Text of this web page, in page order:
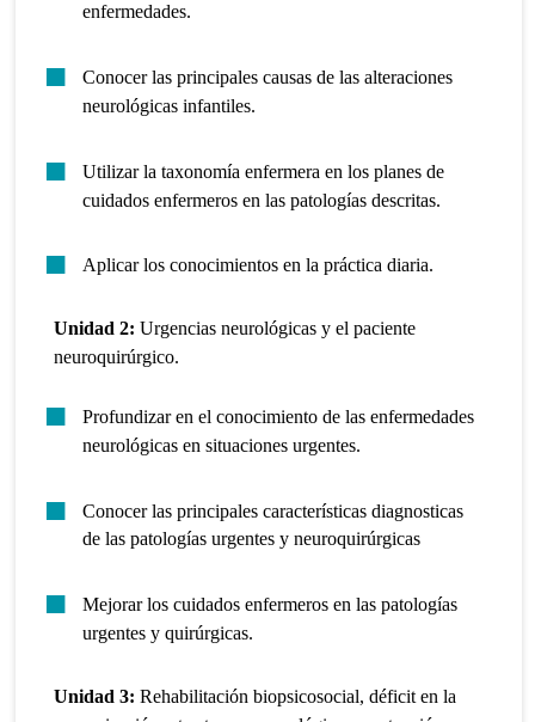
enfermedades.
Conocer las principales causas de las alteraciones
neurológicas infantiles.
Utilizar la taxonomía enfermera en los planes de
cuidados enfermeros en las patologías descritas.
Aplicar los conocimientos en la práctica diaria.
Unidad 2:Urgencias neurológicas y el paciente
neuroquirúrgico.
Profundizar en el conocimiento de las enfermedades
neurológicas en situaciones urgentes.
Conocer las principales características diagnosticas
de las patologías urgentes y neuroquirúrgicas
Mejorar los cuidados enfermeros en las patologías
urgentes y quirúrgicas.
Unidad 3:Rehabilitación biopsicosocial, déficit en la